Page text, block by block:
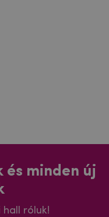
és minden új
hall róluk!